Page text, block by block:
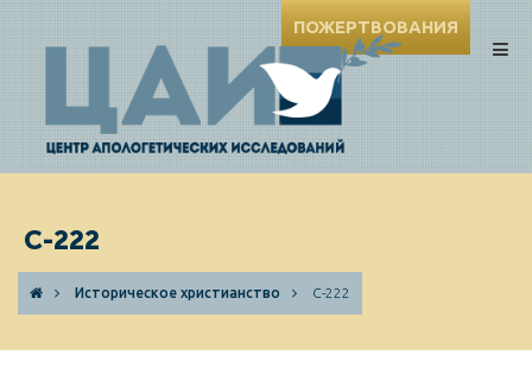
ПОЖЕРТВОВАНИЯ
C-222
Историческое христианство C-222